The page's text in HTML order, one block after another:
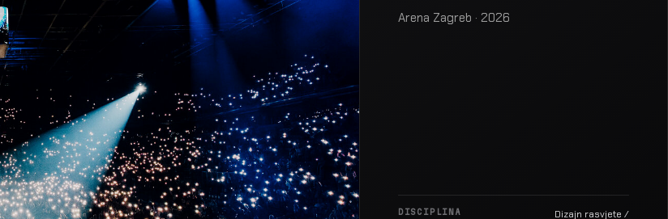
Arena Zagreb · 2026
DISCIPLINA
Dizajn rasvjete /